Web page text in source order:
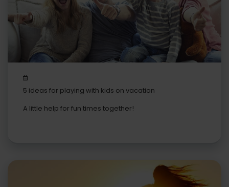
5 ideas for playing with kids on vacation
A little help for fun times together!